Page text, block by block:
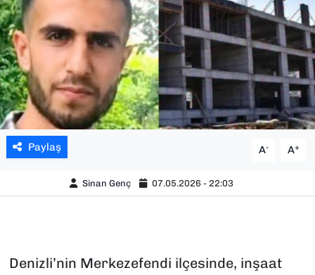
Paylaş A- A+
Sinan Genç 07.05.2026 - 22:03
Denizli’nin Merkezefendi ilçesinde, inşaat
SPOR
TEKNOLOJİ
YAŞAM
YEREL YÖNETİMLER